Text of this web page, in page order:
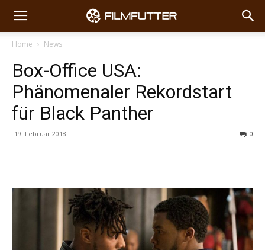
Home News
Box-Office USA:
Phänomenaler Rekordstart
für Black Panther
19. Februar 2018 0